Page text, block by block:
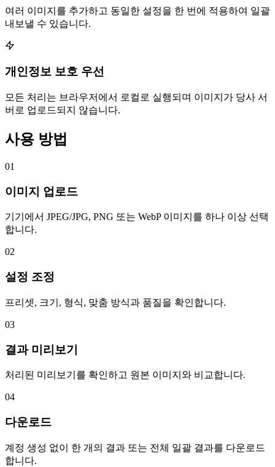
여러 이미지를 추가하고 동일한 설정을 한 번에 적용하여 일괄
내보낼 수 있습니다.
개인정보 보호 우선
모든 처리는 브라우저에서 로컬로 실행되며 이미지가 당사 서
버로 업로드되지 않습니다.
사용 방법
01
이미지 업로드
기기에서 JPEG/JPG, PNG 또는 WebP 이미지를 하나 이상 선택
합니다.
02
설정 조정
프리셋, 크기, 형식, 맞춤 방식과 품질을 확인합니다.
03
결과 미리보기
처리된 미리보기를 확인하고 원본 이미지와 비교합니다.
04
다운로드
계정 생성 없이 한 개의 결과 또는 전체 일괄 결과를 다운로드
합니다.